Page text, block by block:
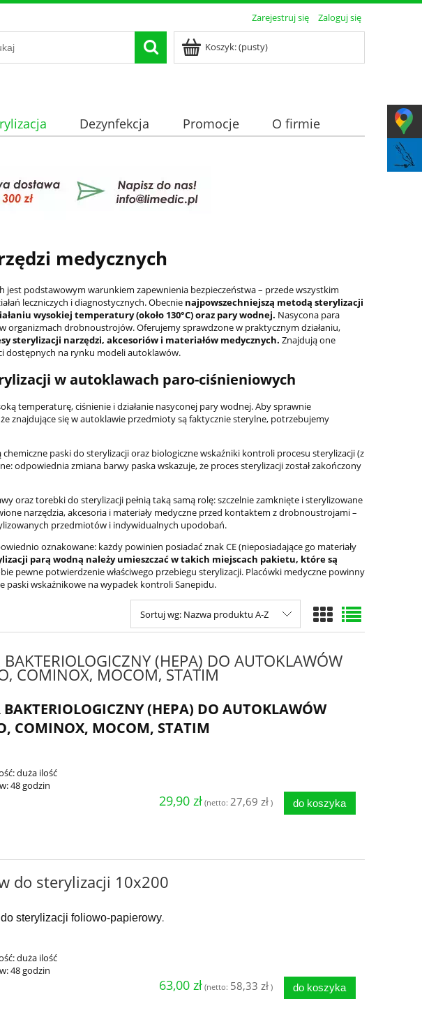
Zarejestruj się Zaloguj się
Koszyk:(pusty)
Dezynfekcja Promocje
O firmie
medycznych
jest podstawowym warunkiem zapewnienia bezpieczeństwa – przede wszystkim
leczniczych i diagnostycznych. Obecnie najpowszechniejszą metodą sterylizacji
wysokiej temperatury (około 130°C) oraz pary wodnej. Nasycona para
organizmach drobnoustrojów. Oferujemy sprawdzone w praktycznym działaniu,
sterylizacji narzędzi, akcesoriów i materiałów medycznych. Znajdują one
dostępnych na rynku modeli autoklawów.
w autoklawach paro-ciśnieniowych
temperaturę, ciśnienie i działanie nasyconej pary wodnej. Aby sprawnie
znajdujące się w autoklawie przedmioty są faktycznie sterylne, potrzebujemy
chemiczne paski do sterylizacji oraz biologiczne wskaźniki kontroli procesu sterylizacji (z
odpowiednia zmiana barwy paska wskazuje, że proces sterylizacji został zakończony
oraz torebki do sterylizacji pełnią taką samą rolę: szczelnie zamknięte i sterylizowane
narzędzia, akcesoria i materiały medyczne przed kontaktem z drobnoustrojami –
przedmiotów i indywidualnych upodobań.
oznakowane: każdy powinien posiadać znak CE (nieposiadające go materiały
parą wodną należy umieszczać w takich miejscach pakietu, które są
pewne potwierdzenie właściwego przebiegu sterylizacji. Placówki medyczne powinny
paski wskaźnikowe na wypadek kontroli Sanepidu.
Sortuj wg: Nazwa produktu A-Z
BAKTERIOLOGICZNY (HEPA) DO AUTOKLAWÓW
COMINOX, MOCOM, STATIM
BAKTERIOLOGICZNY (HEPA) DO AUTOKLAWÓW
COMINOX, MOCOM, STATIM
duża ilość
48 godzin
29,90 zł (netto: 27,69 zł) do koszyka
do sterylizacji 10x200
sterylizacji foliowo-papierowy.
duża ilość
48 godzin
63,00 zł (netto: 58,33 zł) do koszyka